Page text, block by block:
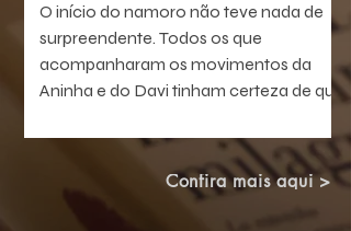
O início do namoro não teve nada de
surpreendente. Todos os que
acompanharam os movimentos da
Aninha e do Davi tinham certeza de que
não se sabia a forma como o processo
ia terminar. Ambos eram confusos. Ela
era médica plantonista com absoluta
Confira mais aqui >